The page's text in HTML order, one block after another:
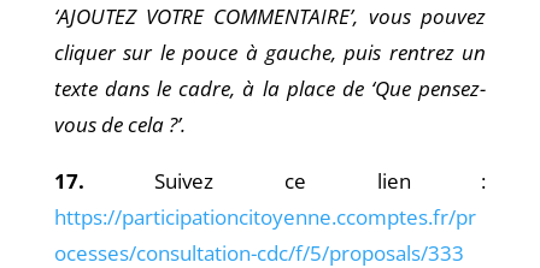
‘AJOUTEZ VOTRE COMMENTAIRE’, vous pouvez
cliquer sur lepouce à gauche, puis rentrez un
texte dans le cadre, à la place de ‘Que pensez-
vous de cela ?’.
17. Suivez ce lien :
https://participationcitoyenne.ccomptes.fr/pr
ocesses/consultation-cdc/f/5/proposals/333